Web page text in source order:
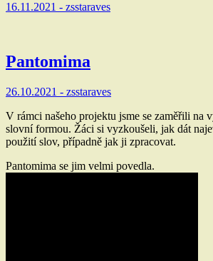
16.11.2021 - zsstaraves
Pantomima
26.10.2021 - zsstaraves
V rámci našeho projektu jsme se zaměřili na
slovní formou. Žáci si vyzkoušeli, jak dát
použití slov, případně jak ji zpracovat.
Pantomima se jim velmi povedla.